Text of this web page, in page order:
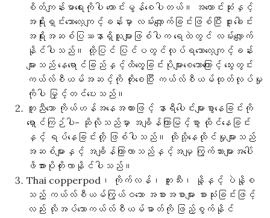
စိတ်ကျန်းမာရေးကိုပါ ကောင်းမွန်စေပါတယ်။ အကောင်းဆုံးနှင့်
အရိုးရှင်းသောလေ့ကျင့်ခန်းမှာ လမ်းလျှောက်ခြင်းဖြစ်ပြီး ဒူးခေါင်း
အရိုးအဆစ်ပြဿနာရှိသူများဖြစ်ပါက ရေထဲတွင် လမ်းလျှောက်
နိုင်ပါသည်။ ထို့ပြင် ပြင်ပတွင်လုပ်ရသောလေ့ကျင့်ခန်း
များသည် နေရောင်ခြည်နှင့်ထိတွေ့ခြင်းပိုများစေသောကြောင့် သွေးတွင်း
ကယ်လ်စီယမ်အဆင့်ကို တိုးစေပြီး ကယ်လ်စီယမ်ထုတ်လုပ်မှု
ကိုပါ မြှင့်တင်ပေးသည်။
တူညီသော ကိုယ်ဟန်အနေအထားဖြင့် နာရီပေါင်းများစွာနေခြင်းကို
ရှောင်ကြဉ်ပါ- ဆိုလိုသည်မှာ အချိန်ကြာမြင့်စွာ ထိုင်နေခြင်း
နှင့် ရပ်နေခြင်းတို့ ဖြစ်ပါသည်။ ထိုသို့နေထိုင်မှုများသည်
အဆစ်များနှင့် အချိန်ကြာလာသည်နှင့်အမျှ ကြွက်သားများအပေါ်
ဖိအားပိုတိုးလာနိုင်ပါသည်။
Thai copperpod၊ ကိုက်လန်၊ ဘူးသီး၊ နို့နှင့် ပဲနို့စ
သည့် ကယ်လ်စီယမ်ကြွယ်ဝသော အစားအစာများ စားသုံးခြင်းဖြင့်
လည်း လိုအပ်သောကယ်လ်စီယမ်ဓာတ်ကို ဖြည့်စွက်နိုင်